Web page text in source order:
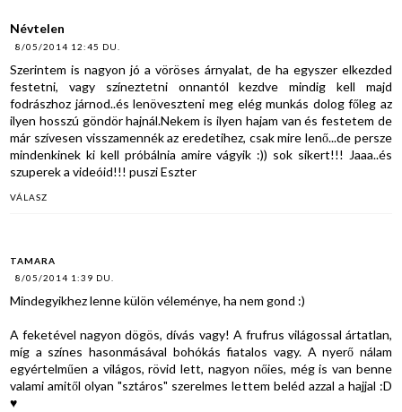
Névtelen
8/05/2014 12:45 DU.
Szerintem is nagyon jó a vöröses árnyalat, de ha egyszer elkezded
festetni, vagy színeztetni onnantól kezdve mindig kell majd
fodrászhoz járnod..és lenöveszteni meg elég munkás dolog főleg az
ilyen hosszú göndör hajnál.Nekem is ilyen hajam van és festetem de
már szívesen visszamennék az eredetihez, csak mire lenő...de persze
mindenkinek ki kell próbálnia amire vágyik :)) sok sikert!!! Jaaa..és
szuperek a videóid!!! puszi Eszter
VÁLASZ
TAMARA
8/05/2014 1:39 DU.
Mindegyikhez lenne külön véleménye, ha nem gond :)
A feketével nagyon dögös, dívás vagy! A frufrus világossal ártatlan,
míg a színes hasonmásával bohókás fiatalos vagy. A nyerő nálam
egyértelműen a világos, rövid lett, nagyon nőies, még is van benne
valami amitől olyan "sztáros" szerelmes lettem beléd azzal a hajjal :D
♥